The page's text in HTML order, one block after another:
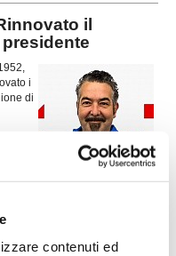
contenuti ed
il
i
di
2027. La società ha affidato la